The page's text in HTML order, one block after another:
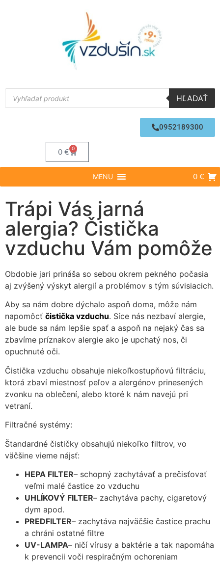
HĽADAŤ
0952189300
0€ 0
MENU 0 €
Trápi Vás jarná
alergia? Čistička
vzduchu Vám pomôže
Obdobie jari prináša so sebou okrem pekného počasia
aj zvýšený výskyt alergií a problémov s tým súvisiacich.
Aby sa nám dobre dýchalo aspoň doma, môže nám
napomôcť čistička vzduchu. Síce nás nezbaví alergie,
ale bude sa nám lepšie spať a aspoň na nejaký čas sa
zbavíme príznakov alergie ako je upchatý nos, či
opuchnuté oči.
Čistička vzduchu obsahuje niekoľkostupňovú filtráciu,
ktorá zbaví miestnosť peľov a alergénov prinesených
zvonku na oblečení, alebo ktoré k nám navejú pri
vetraní.
Filtračné systémy:
Štandardné čističky obsahujú niekoľko filtrov, vo
väčšine vieme nájsť:
HEPA FILTER– schopný zachytávať a prečisťovať
veľmi malé častice zo vzduchu
UHLÍKOVÝ FILTER– zachytáva pachy, cigaretový
dym apod.
PREDFILTER– zachytáva najväčšie častice prachu
a chráni ostatné filtre
UV-LAMPA– ničí vírusy a baktérie a tak napomáha
k prevencii voči respiračným ochoreniam
Nevyhnutné
Tieto súbory
cookie nie sú
fungovanie
webovej
stránky.
mohli
a štruktúru
webovej
stránky na
spôsobu
používania
stránky.